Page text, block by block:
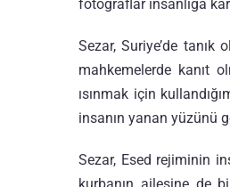
fotoğraflar insanlığa
Sezar, Suriye’de tanık
mahkemelerde kanıt
ısınmak için
insanın yanan yüzünü
Sezar, Esed rejiminin